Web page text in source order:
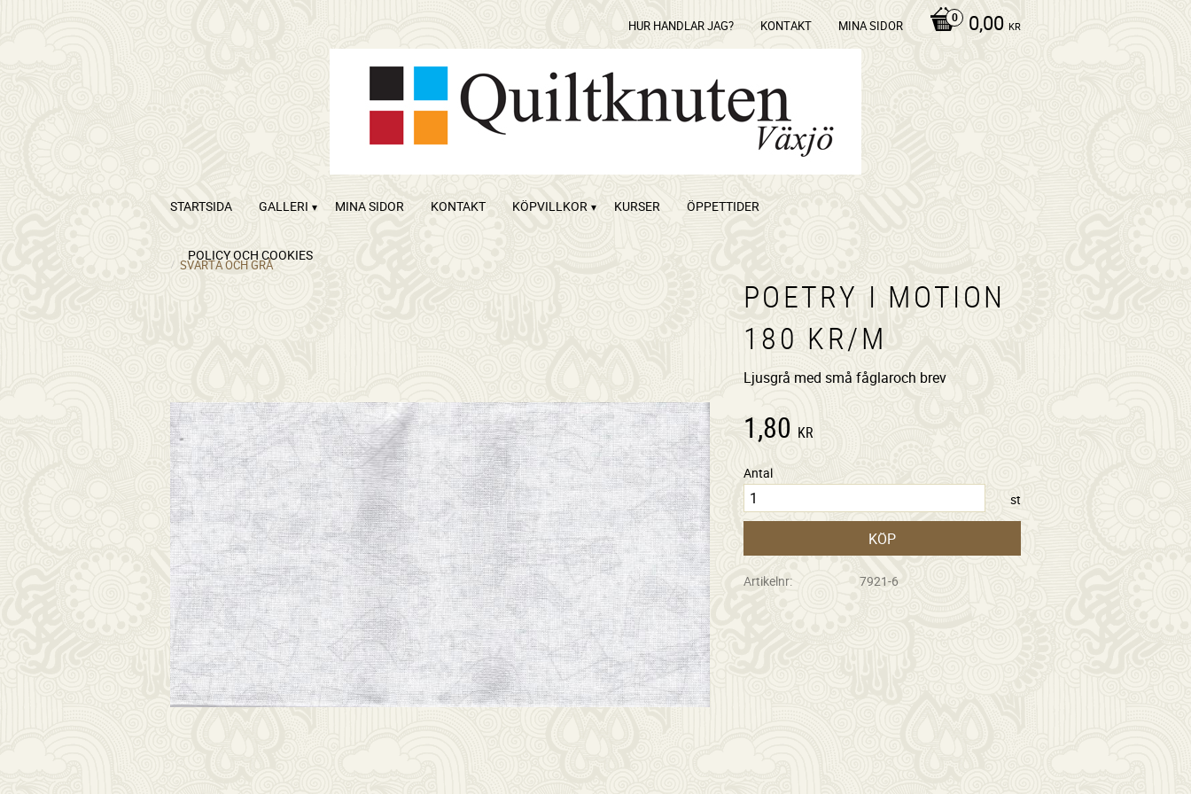
0,00 KR
HUR HANDLAR JAG? KONTAKT MINA SIDOR
STARTSIDA GALLERI MINA SIDOR KONTAKT KÖPVILLKOR KURSER ÖPPETTIDER
POLICY OCH COOKIES
SVARTA OCH GRÅ
POETRY I MOTION
180 KR/M
Ljusgrå med små fåglaroch brev
1,80 KR
Antal
st
KÖP
Artikelnr 7921-6